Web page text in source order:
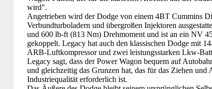
wird".
Angetrieben wird der Dodge von einem 4BT Cummins
Verbundturboladern und übergroßen Injektoren
und 600 lb-ft (813 Nm) Drehmoment und ist an ein NV
gekoppelt. Legacy hat auch den klassischen Dodge mit
ARB-Luftkompressor und zwei leistungsstarken Lkw-
Legacy sagt, dass der Power Wagon bequem auf
und gleichzeitig das Grunzen hat, das für das Ziehen und
Industriequalität erforderlich ist.